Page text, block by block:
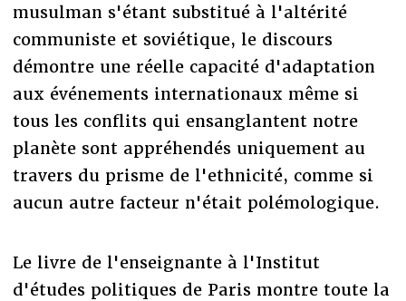
musulman s'étant substitué à l'altérité
communiste et soviétique, le discours
démontre une réelle capacité d'adaptation
aux événements internationaux même si
tous les conflits qui ensanglantent notre
planète sont appréhendés uniquement au
travers du prisme de l'ethnicité, comme si
aucun autre facteur n'était polémologique.
Le livre de l'enseignante à l'Institut
d'études politiques de Paris montre toute la